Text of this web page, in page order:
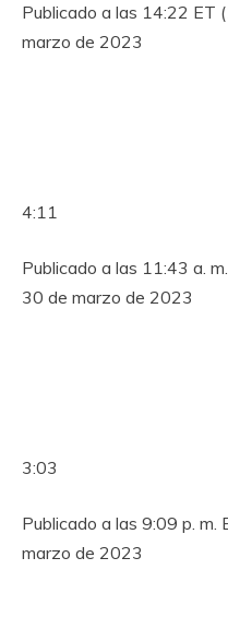
Publicado a las 14:22 ET
marzo de 2023
4:11
Publicado a las 11:43 a.
30 de marzo de 2023
3:03
Publicado a las 9:09 p.
marzo de 2023